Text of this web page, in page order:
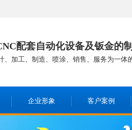
配套自动化设备及钣金的
、加工、制造、喷涂、销售、服务为一体
企业形象 客户案例